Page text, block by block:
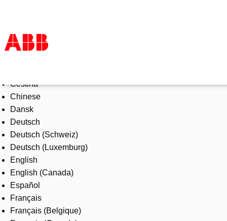
Products & Solutions
Industries
Services
About us
Where to buy
Contact us
Careers
Čeština
Chinese
Dansk
Deutsch
Deutsch (Schweiz)
Deutsch (Luxemburg)
English
English (Canada)
Español
Français
Français (Belgique)